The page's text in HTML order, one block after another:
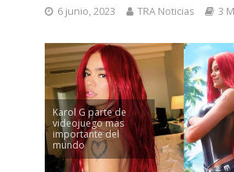
6 junio, 2023 TRA Noticias 3
Karol G parte de
videojuego mas
importante del
mundo